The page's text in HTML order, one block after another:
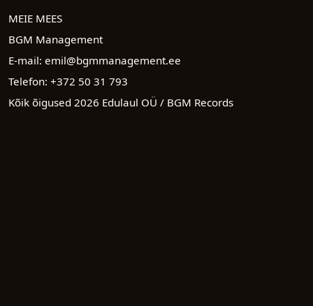
MEIE MEES
BGM Management
E-mail: emil@bgmmanagement.ee
Telefon: +372 50 31 793
Kõik õigused 2026 Edulaul OÜ / BGM Records